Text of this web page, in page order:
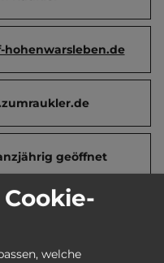
hohenwarsleben.de
geöffnet
5950
welche